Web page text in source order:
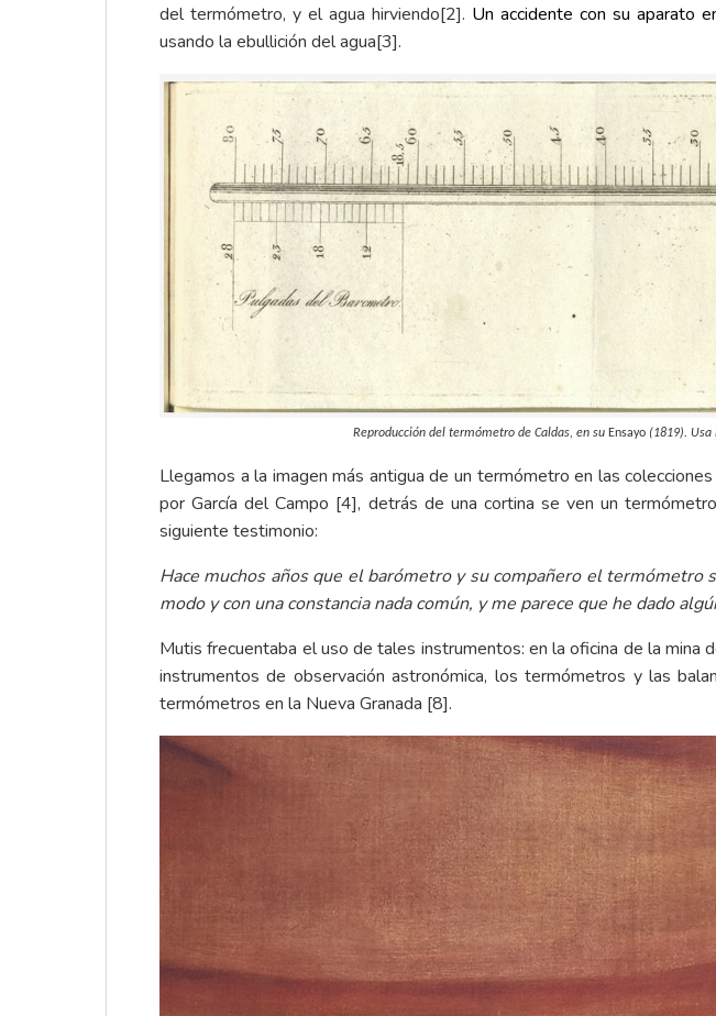
del termómetro, y el agua hirviendo[2]. Un accidente con su aparato
usando la ebullición del agua[3].
Reproducción del termómetro de Caldas, en su Ensayo(1819). Usa
Llegamos a la imagen más antigua de un termómetro en las
por García del Campo [4], detrás de una cortina se ven un
siguiente testimonio:
Hace muchos años que el barómetro y su compañero el
modo y con una constancia nada común, y me parece que he dado
Mutis frecuentaba el uso de tales instrumentos: en la oficina de la
instrumentos de observación astronómica, los termómetros y las
termómetros en la Nueva Granada [8].